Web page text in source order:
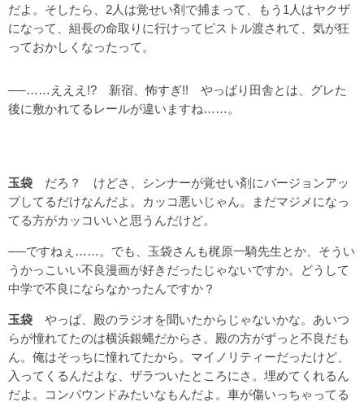
だよ。そしたら、2人は覚せい剤で捕まって、もう1人はヤクザ
になって、組長の命取りに行けってピストル渡されて、気が狂
っておかしくなったって。
──……えええ!? 新宿、怖すぎ!! やっぱり田舎とは、グレた
後に敷かれてるレールが違いますね……。
玉袋 だろ？ けどさ、シンナーが覚せい剤にバージョンアッ
プしてるだけなんだよ。カッコ悪いじゃん。まだマジメになっ
てる方がカッコいいと思うんだけど。
──ですねぇ……。でも、玉袋さんも梶原一騎先生とか、そうい
うかっこいい不良漫画が好きだったじゃないですか。どうして
中学で不良にならなかったんですか？
玉袋 やっぱ、殿のラジオを聞いたからじゃないかな。あいつ
らが憧れてたのは横浜銀蝿だからさ。殿の方がずっと不良だも
ん。俺はそっちに憧れてたから。マイノリティーだったけど、
入ってくるんだよな、ザラついたところにさ。埋めてくれるん
だよ。コンパウンドみたいなもんだよ。車が傷いっちゃってる